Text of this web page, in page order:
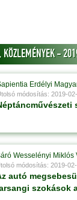
-
Erdélyi
módosítás: 2019-
Wesselényi Miklós
módosítás: 2019-
autó
szokások